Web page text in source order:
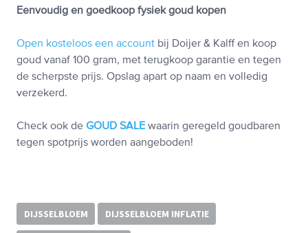
Eenvoudig en goedkoop fysiek goud kopen
Open kosteloos een account bij Doijer & Kalff en koop
goud vanaf 100 gram, met terugkoop garantie en tegen
de scherpste prijs. Opslag apart op naam en volledig
verzekerd.
Check ook de GOUD SALE waarin geregeld goudbaren
tegen spotprijs worden aangeboden!
DIJSSELBLOEM DIJSSELBLOEM INFLATIE